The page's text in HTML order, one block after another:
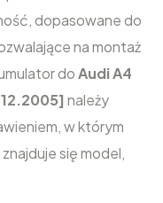
dopasowane do
na montaż
doAudi A4
należy
w którym
się model,